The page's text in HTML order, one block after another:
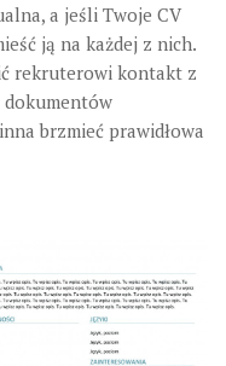
a jeśli Twoje CV
ją na każdej z nich.
rekruterowi kontakt z
dokumentów
brzmieć prawidłowa